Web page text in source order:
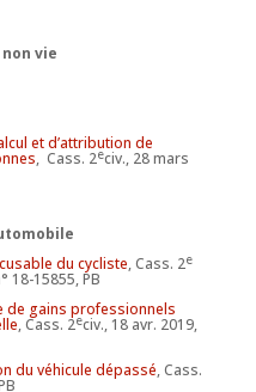
vie
et d’attribution de
, Cass. 2eciv., 28 mars
du cycliste, Cass. 2e
18-15855, PB
de gains professionnels
, Cass. 2eciv., 18 avr. 2019,
du véhicule dépassé, Cass.